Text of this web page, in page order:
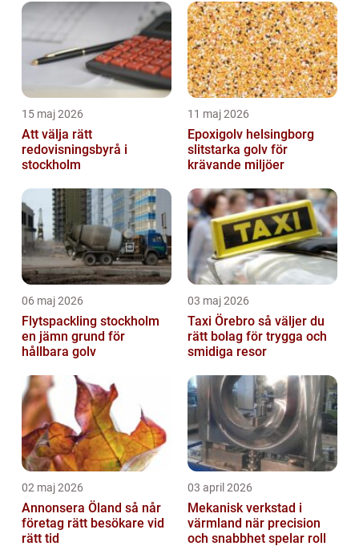
15 maj 2026
Att välja rätt
redovisningsbyrå i
stockholm
11 maj 2026
Epoxigolv helsingborg
slitstarka golv för
krävande miljöer
06 maj 2026
Flytspackling stockholm
en jämn grund för
hållbara golv
03 maj 2026
Taxi Örebro så väljer du
rätt bolag för trygga och
smidiga resor
02 maj 2026
Annonsera Öland så når
företag rätt besökare vid
rätt tid
03 april 2026
Mekanisk verkstad i
värmland när precision
och snabbhet spelar roll